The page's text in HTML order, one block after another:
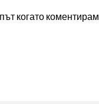
когато коментирам.